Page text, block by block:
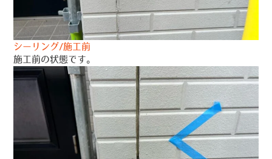
シーリング/施工前
施工前の状態です。